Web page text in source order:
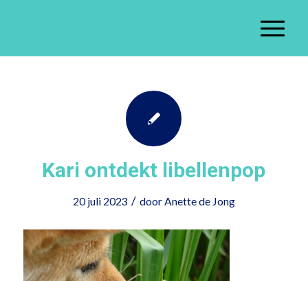
Kari ontdekt libellenpop
20 juli 2023 / doorAnette de Jong